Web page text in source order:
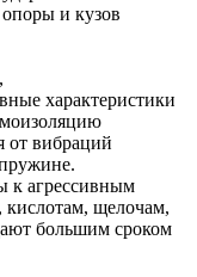
и кузов
характеристики
от вибраций
к агрессивным
кислотам, щелочам,
большим сроком